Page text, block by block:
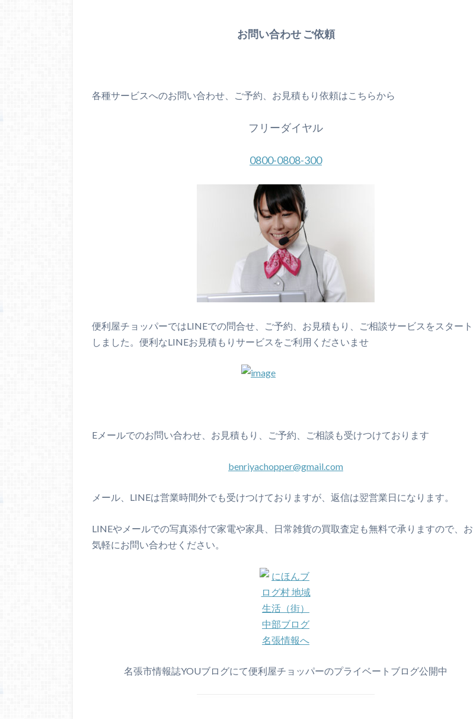
お問い合わせ ご依頼
各種サービスへのお問い合わせ、ご予約、お見積もり依頼はこちらから
フリーダイヤル
0800-0808-300
便利屋チョッパーではLINEでの問合せ、ご予約、お見積もり、ご相談サービスをスタート
しました。便利なLINEお見積もりサービスをご利用くださいませ
Eメールでのお問い合わせ、お見積もり、ご予約、ご相談も受けつけております
benriyachopper@gmail.com
メール、LINEは営業時間外でも受けつけておりますが、返信は翌営業日になります。
LINEやメールでの写真添付で家電や家具、日常雑貨の買取査定も無料で承りますので、お
気軽にお問い合わせください。
名張市情報誌YOUブログにて便利屋チョッパーのプライベートブログ公開中